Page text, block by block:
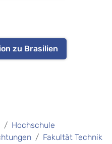
zu Brasilien
Hochschule
Fakultät Technik